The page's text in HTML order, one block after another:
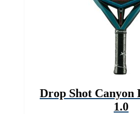
Drop Shot Canyon
1.0